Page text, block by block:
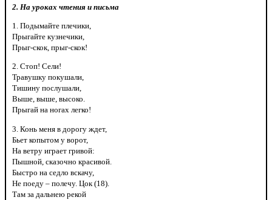
2. На уроках чтения и письма
1. Подымайте плечики,
Прыгайте кузнечики,
Прыг-скок, прыг-скок!
2. Стоп! Сели!
Травушку покушали,
Тишину послушали,
Выше, выше, высоко.
Прыгай на ногах легко!
3. Конь меня в дорогу ждет,
Бьет копытом у ворот,
На ветру играет гривой:
Пышной, сказочно красивой.
Быстро на седло вскачу,
Не поеду – полечу. Цок (18).
Там за дальнею рекой